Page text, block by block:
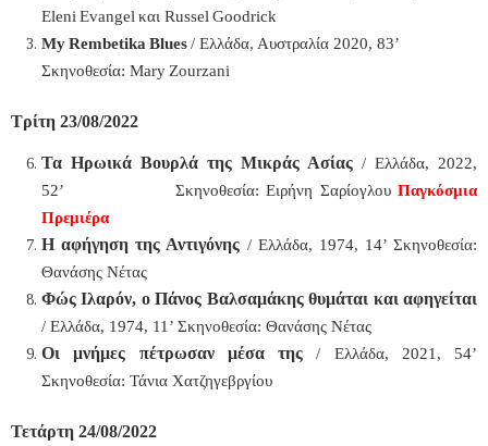
Eleni Evangel και Russel Goodrick
MyRembetika Blues/ Ελλάδα, Αυστραλία 2020, 83’
Σκηνοθεσία: Mary Zourzani
Τρίτη 23/08/2022
Τα Ηρωικά Βουρλά της Μικράς Ασίας / Ελλάδα, 2022,
52’
Σκηνοθεσία: Ειρήνη ΣαρίογλουΠαγκόσμια
Πρεμιέρα
Η αφήγηση της Αντιγόνης / Ελλάδα, 1974, 14’ Σκηνοθεσία:
Θανάσης Νέτας
Φώς Ιλαρόν, ο Πάνος Βαλσαμάκης θυμάται και αφηγείται
/ Ελλάδα, 1974, 11’ Σκηνοθεσία: Θανάσης Νέτας
Οι μνήμες πέτρωσαν μέσα της/ Ελλάδα, 2021, 54’
Σκηνοθεσία: Τάνια Χατζηγεβργίου
Τετάρτη 24/08/2022